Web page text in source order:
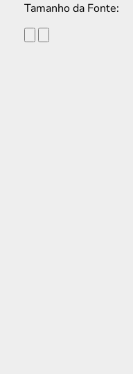
Tamanho da Fonte: